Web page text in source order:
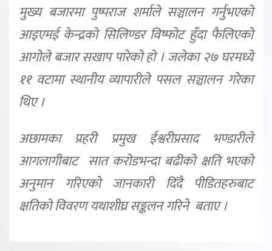
मुख्य बजारमा पुष्पराज शर्माले सञ्चालन गर्नुभएको
आइएमई केन्द्रको सिलिण्डर विष्फोट हुँदा फैलिएको
आगोले बजार सखाप पारेको हो । जलेका २७ घरमध्ये
११ वटामा स्थानीय व्यापारीले पसल सञ्चालन गरेका
थिए ।
अछामका प्रहरी प्रमुख ईश्वरीप्रसाद भण्डारीले
आगलागीबाट सात करोडभन्दा बढीको क्षति भएको
अनुमान गरिएको जानकारी दिँदै पीडितहरुबाट
क्षतिको विवरण यथाशीघ्र सङ्कलन गरिने बताए ।